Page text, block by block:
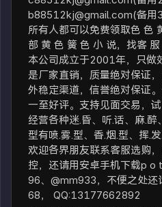
b88512kj@gmail.com(备用
所有人都可以免费领取色 色
部 黄 色 簧 色 小 说，找客 服
本公司成立于2001年，只做
是厂家直销，质量绝对保证
外稳定渠道，信誉绝对保证
一至好评。支持见面交易，试
经营各种迷.昏、听.话、麻.醉
型有喷.雾.型、香.烟.型、挥.
欢迎各界朋友联系客服选购
控，还请用安卓手机下载p
96、@mm933，不便之处
68， QQ:13177662892